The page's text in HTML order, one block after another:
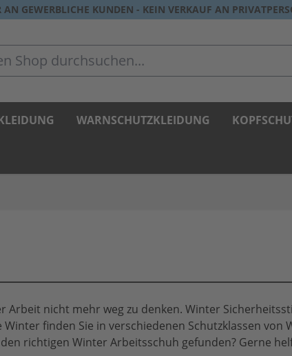
AN GEWERBLICHE KUNDEN - KEIN VERKAUF AN
durchsuchen...
WARNSCHUTZKLEIDUNG
Arbeit nicht mehr weg zu denken. Winter
finden Sie in verschiedenen Schutzklassen von
richtigen Winter Arbeitsschuh gefunden? Gerne